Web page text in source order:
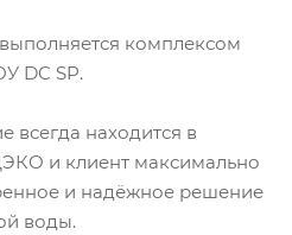
комплексом
DC SP.
всегда находится в
и клиент максимально
и надёжное решение
воды.